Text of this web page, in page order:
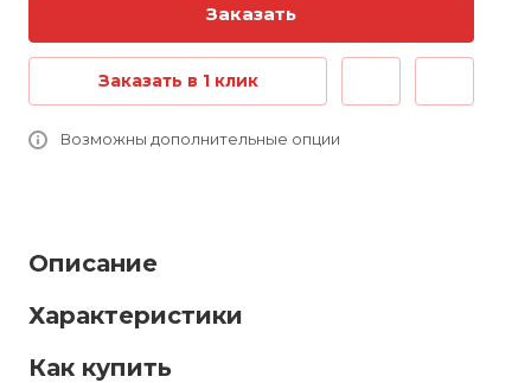
Заказать
Заказать в 1 клик
Возможны дополнительные опции
Описание
Характеристики
Как купить